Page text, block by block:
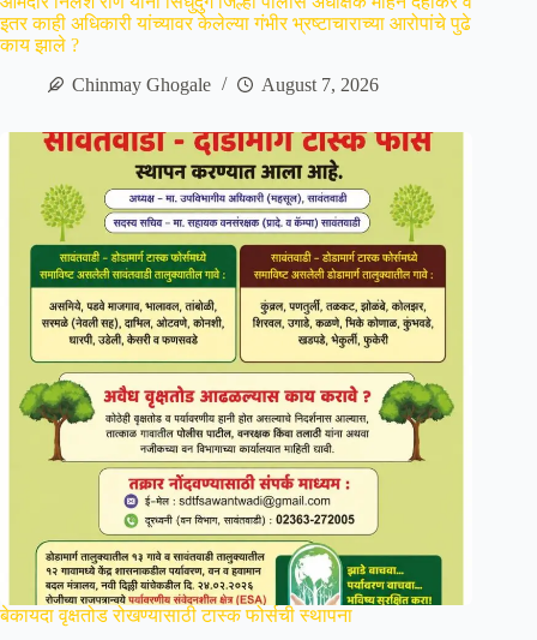
इतर काही अधिकारी यांच्यावर केलेल्या गंभीर भ्रष्टाचाराच्या आरोपांचे पुढे
काय झाले ?
Chinmay Ghogale
August 7, 2026
बेकायदा वृक्षतोड रोखण्यासाठी टास्क फोर्सची स्थापना